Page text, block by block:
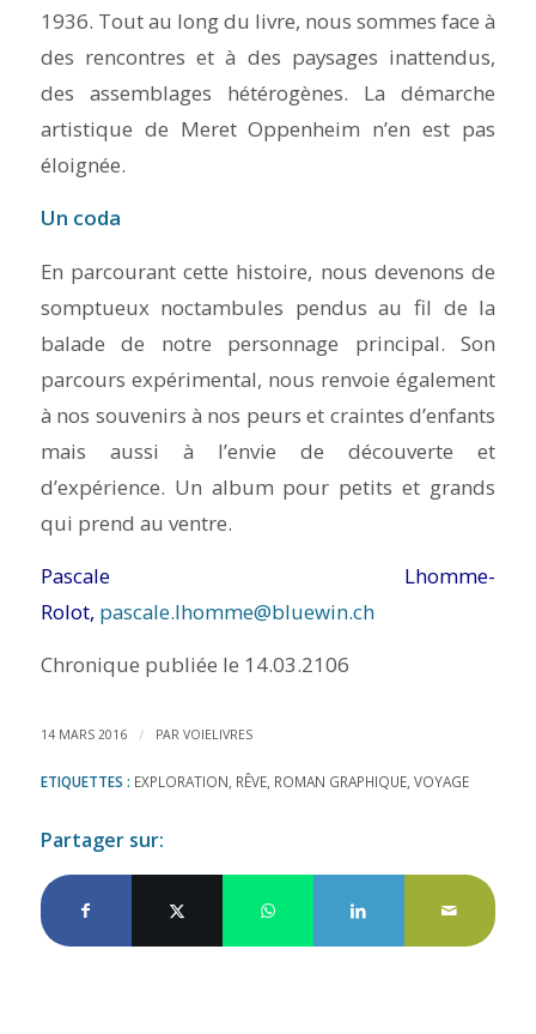
1936. Tout au long du livre, nous sommes face à
des rencontres et à des paysages inattendus,
des assemblages hétérogènes. La démarche
artistique de Meret Oppenheim n’en est pas
éloignée.
Un coda
En parcourant cette histoire, nous devenons de
somptueux noctambules pendus au fil de la
balade de notre personnage principal. Son
parcours expérimental, nous renvoie également
à nos souvenirs à nos peurs et craintes d’enfants
mais aussi à l’envie de découverte et
d’expérience. Un album pour petits et grands
qui prend au ventre.
Pascale Lhomme-
Rolot, pascale.lhomme@bluewin.ch
Chronique publiée le 14.03.2106
14 MARS 2016 / PAR VOIELIVRES
ETIQUETTES : EXPLORATION RÊVE, ROMAN GRAPHIQUE, VOYAGE
Partager sur: